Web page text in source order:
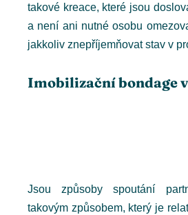
takové kreace, které jsou
a není ani nutné osobu
jakkoliv znepříjemňovat stav v
Imobilizační bondage
Jsou způsoby spoutání
takovým způsobem, který je